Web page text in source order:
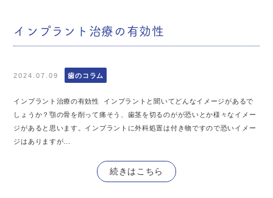
インプラント治療の有効性
2024.07.09 歯のコラム
インプラント治療の有効性 インプラントと聞いてどんなイメージがあるで
しょうか？顎の骨を削って痛そう、歯茎を切るのがが恐いとか様々なイメー
ジがあると思います。インプラントに外科処置は付き物ですので恐いイメー
ジはありますが...
続きはこちら